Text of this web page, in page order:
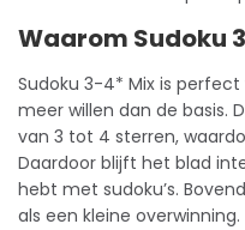
Waarom Sudoku
Sudoku 3-4* Mix is
meer willen dan de basis.
van 3 tot 4 sterren,
Daardoor blijft het blad
hebt met sudoku’s.
als een kleine overwinning.